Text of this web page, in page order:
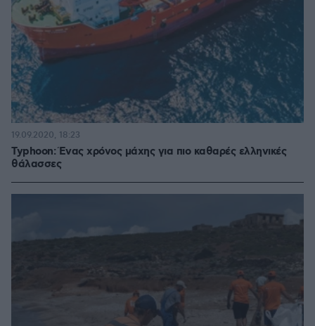
Typhoon: Ένας χρόνος μάχης για πιο καθαρές ελληνικές
θάλασσες
19.09.2020, 18:23